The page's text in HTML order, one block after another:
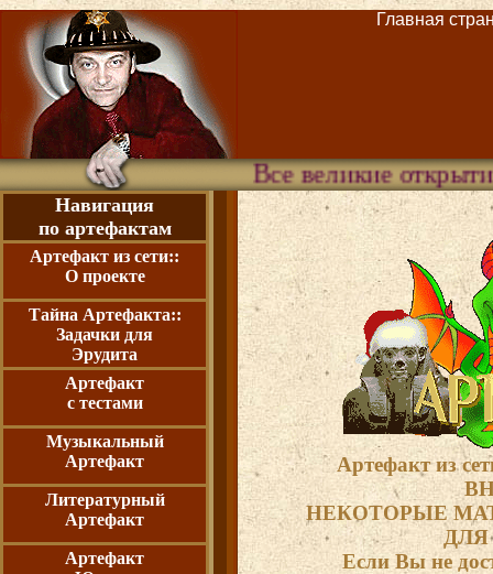
Главная
Все великие открытия были
Навигация
по артефактам
Артефакт из сети::
О проекте
Тайна Артефакта::
Задачки для
Эрудита
Артефакт
с тестами
Музыкальный
Артефакт
Литературный
Артефакт
Артефакт
Артефакт из
НЕКОТОРЫЕ
Если Вы не